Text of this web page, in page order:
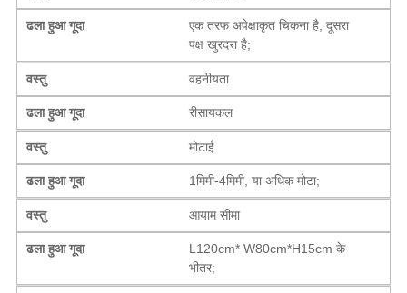
ढला हुआ गूदा
एक तरफ अपेक्षाकृत चिकना है, दूसरा
पक्ष खुरदरा है;
वस्तु वहनीयता
ढला हुआ गूदा रीसायकल
वस्तु मोटाई
ढला हुआ गूदा 1मिमी-4मिमी, या अधिक मोटा;
वस्तु आयाम सीमा
ढला हुआ गूदा
L120cm* W80cm*H15cm के
भीतर;